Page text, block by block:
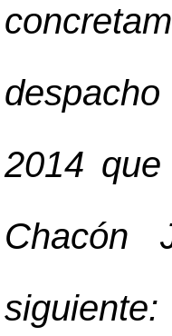
2014
Chacón
siguiente: